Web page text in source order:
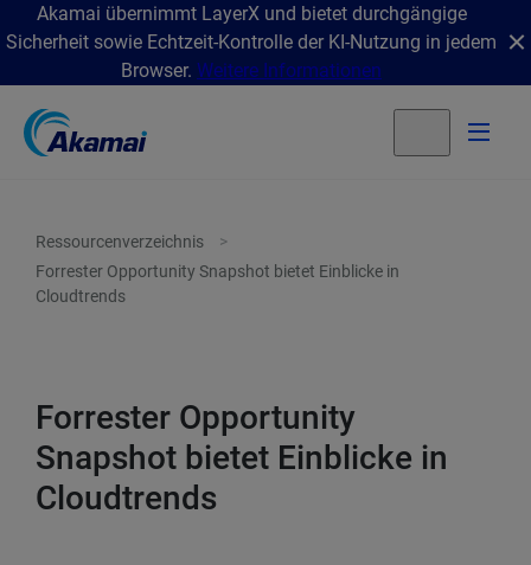
Akamai übernimmt LayerX und bietet durchgängige
Sicherheit sowie Echtzeit-Kontrolle der KI-Nutzung in jedem
Browser. Weitere Informationen
Ressourcenverzeichnis
Forrester Opportunity Snapshot bietet Einblicke in
Cloudtrends
Forrester Opportunity
Snapshot bietet Einblicke in
Cloudtrends